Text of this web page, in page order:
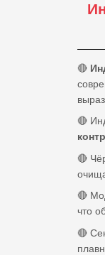
🔴
🔴
🔴
🔴
что
🔴